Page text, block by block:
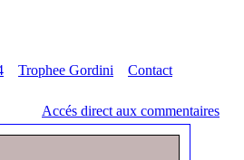
Trophee Gordini Contact
Accés direct aux commentaires